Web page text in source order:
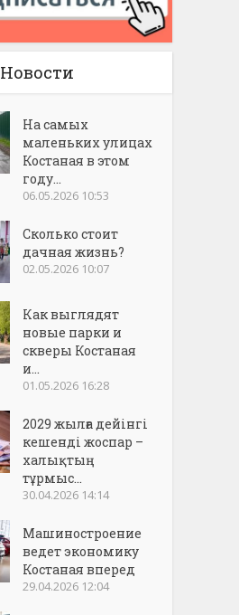
Новости
На самых
маленьких улицах
Костаная в этом
году...
06.05.2026 10:53
Сколько стоит
дачная жизнь?
02.05.2026 10:07
Как выглядят
новые парки и
скверы Костаная
и...
01.05.2026 16:28
2029 жылға дейінгі
кешенді жоспар –
халықтың
тұрмыс...
30.04.2026 14:14
Машиностроение
ведет экономику
Костаная вперед
29.04.2026 12:04